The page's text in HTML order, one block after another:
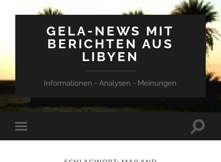
GELA-NEWS MIT
BERICHTEN AUS
LIBYEN
Informationen - Analysen - Meinungen
Mobile-
Menü